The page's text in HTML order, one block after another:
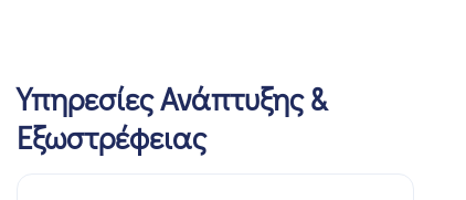
Υπηρεσίες Ανάπτυξης &
Εξωστρέφειας